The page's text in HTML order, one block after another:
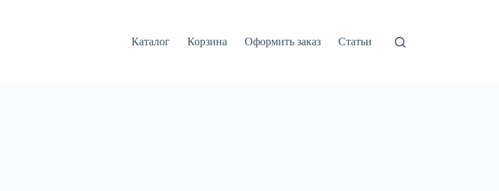
Каталог Корзина Оформить заказ Статьи